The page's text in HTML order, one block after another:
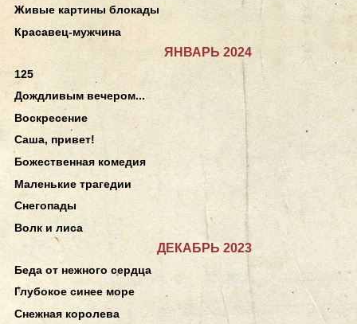
Живые картины блокады
Красавец-мужчина
ЯНВАРЬ 2024
125
Дождливым вечером...
Воскресение
Саша, привет!
Божественная комедия
Маленькие трагедии
Снегопады
Волк и лиса
ДЕКАБРЬ 2023
Беда от нежного сердца
Глубокое синее море
Снежная королева